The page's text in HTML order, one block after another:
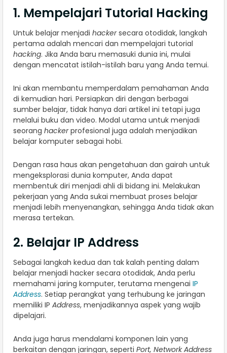
1. Mempelajari Tutorial Hacking
Untuk belajar menjadi hackersecara otodidak, langkah
pertama adalah mencari dan mempelajari tutorial
hacking. Jika Anda baru memasuki dunia ini, mulai
dengan mencatat istilah-istilah baru yang Anda temui.
Ini akan membantu memperdalam pemahaman Anda
di kemudian hari. Persiapkan diri dengan berbagai
sumber belajar, tidak hanya dari artikel ini tetapi juga
melalui buku dan video. Modal utama untuk menjadi
seorang hackerprofesional juga adalah menjadikan
belajar komputer sebagai hobi.
Dengan rasa haus akan pengetahuan dan gairah untuk
mengeksplorasi dunia komputer, Anda dapat
membentuk diri menjadi ahli di bidang ini. Melakukan
pekerjaan yang Anda sukai membuat proses belajar
menjadi lebih menyenangkan, sehingga Anda tidak akan
merasa tertekan.
2. Belajar IP Address
Sebagai langkah kedua dan tak kalah penting dalam
belajar menjadi hacker secara otodidak, Anda perlu
memahami jaring komputer, terutama mengenai IP
Address. Setiap perangkat yang terhubung ke jaringan
memiliki IP Address, menjadikannya aspek yang wajib
dipelajari.
Anda juga harus mendalami komponen lain yang
berkaitan dengan jaringan, seperti Port, Network Address